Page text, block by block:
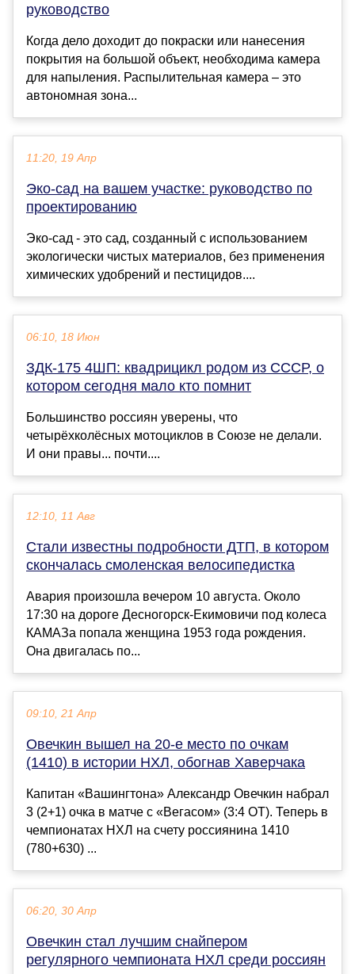
руководство
Когда дело доходит до покраски или нанесения
покрытия на большой объект, необходима камера
для напыления. Распылительная камера – это
автономная зона...
11:20, 19 Апр
Эко-сад на вашем участке: руководство по
проектированию
Эко-сад - это сад, созданный с использованием
экологически чистых материалов, без применения
химических удобрений и пестицидов....
06:10, 18 Июн
ЗДК-175 4ШП: квадрицикл родом из СССР, о
котором сегодня мало кто помнит
Большинство россиян уверены, что
четырёхколёсных мотоциклов в Союзе не делали.
И они правы... почти....
12:10, 11 Авг
Стали известны подробности ДТП, в котором
скончалась смоленская велосипедистка
Авария произошла вечером 10 августа. Около
17:30 на дороге Десногорск-Екимовичи под колеса
КАМАЗа попала женщина 1953 года рождения.
Она двигалась по...
09:10, 21 Апр
Овечкин вышел на 20-е место по очкам
(1410) в истории НХЛ, обогнав Хаверчака
Капитан «Вашингтона» Александр Овечкин набрал
3 (2+1) очка в матче с «Вегасом» (3:4 ОТ). Теперь в
чемпионатах НХЛ на счету россиянина 1410
(780+630) ...
06:20, 30 Апр
Овечкин стал лучшим снайпером
регулярного чемпионата НХЛ среди россиян